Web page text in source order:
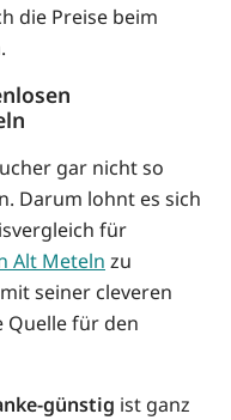
die Preise beim
gar nicht so
Darum lohnt es sich
für
Alt Meteln zu
seiner cleveren
Quelle für den
günstig ist ganz